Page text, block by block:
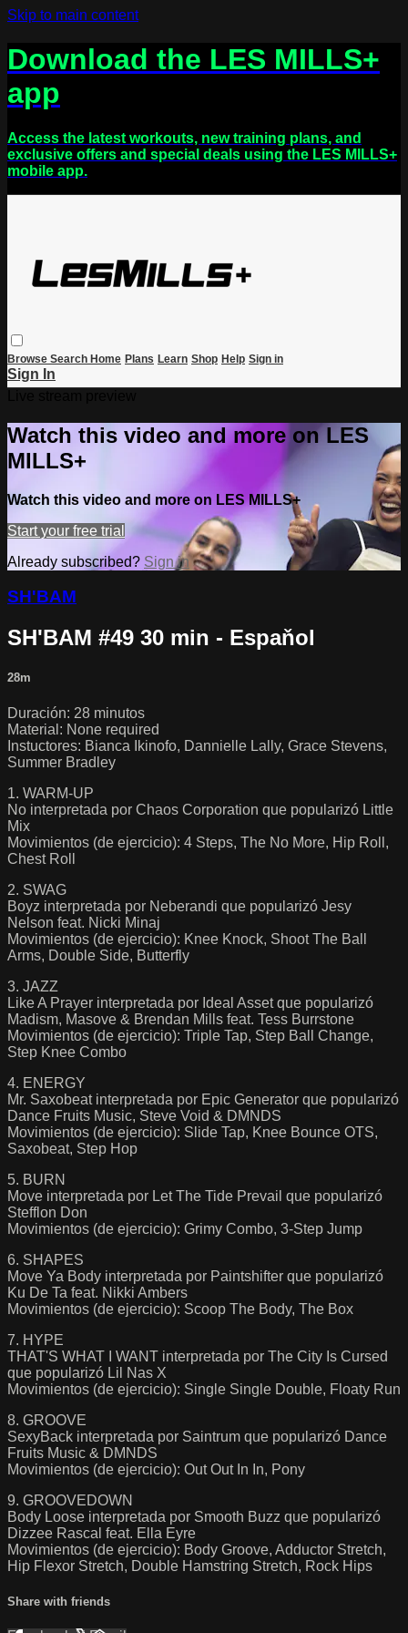
Skip to main content
Download the LES MILLS+
app
Access the latest workouts, new training plans, and
exclusive offers and special deals using the LES MILLS+
mobile app.
Browse Search Home Plans Learn Shop Help Sign in
Sign In
Watch this video and more on LES
MILLS+
Watch this video and more on LES MILLS+
Start your free trial
Already subscribed? Sign in
SH'BAM
SH'BAM #49 30 min - Espaňol
28m
Duración: 28 minutos
Material: None required
Instuctores: Bianca Ikinofo, Dannielle Lally, Grace Stevens,
Summer Bradley
1. WARM-UP
No interpretada por Chaos Corporation que popularizó Little
Mix
Movimientos (de ejercicio): 4 Steps, The No More, Hip Roll,
Chest Roll
2. SWAG
Boyz interpretada por Neberandi que popularizó Jesy
Nelson feat. Nicki Minaj
Movimientos (de ejercicio): Knee Knock, Shoot The Ball
Arms, Double Side, Butterfly
3. JAZZ
Like A Prayer interpretada por Ideal Asset que popularizó
Madism, Masove & Brendan Mills feat. Tess Burrstone
Movimientos (de ejercicio): Triple Tap, Step Ball Change,
Step Knee Combo
4. ENERGY
Mr. Saxobeat interpretada por Epic Generator que popularizó
Dance Fruits Music, Steve Void & DMNDS
Movimientos (de ejercicio): Slide Tap, Knee Bounce OTS,
Saxobeat, Step Hop
5. BURN
Move interpretada por Let The Tide Prevail que popularizó
Stefflon Don
Movimientos (de ejercicio): Grimy Combo, 3-Step Jump
6. SHAPES
Move Ya Body interpretada por Paintshifter que popularizó
Ku De Ta feat. Nikki Ambers
Movimientos (de ejercicio): Scoop The Body, The Box
7. HYPE
THAT'S WHAT I WANT interpretada por The City Is Cursed
que popularizó Lil Nas X
Movimientos (de ejercicio): Single Single Double, Floaty Run
8. GROOVE
SexyBack interpretada por Saintrum que popularizó Dance
Fruits Music & DMNDS
Movimientos (de ejercicio): Out Out In In, Pony
9. GROOVEDOWN
Body Loose interpretada por Smooth Buzz que popularizó
Dizzee Rascal feat. Ella Eyre
Movimientos (de ejercicio): Body Groove, Adductor Stretch,
Hip Flexor Stretch, Double Hamstring Stretch, Rock Hips
Share with friends